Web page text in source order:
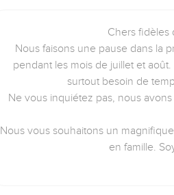
Chers fidèles
Nous faisons une pause dans la
pendant les mois de juillet et
surtout besoin de
Ne vous inquiétez pas, nous
Nous vous souhaitons un
en famille.